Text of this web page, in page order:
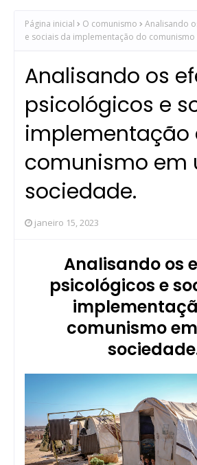
Página inicial O comunismo
Analisando
e sociais da implementação do
Analisando os
psicológicos e
implementação
comunismo em
sociedade.
janeiro 15, 2023
Analisando os
psicológicos e
comunismo